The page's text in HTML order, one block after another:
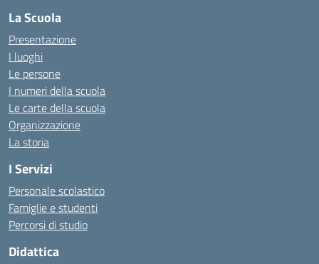
La Scuola
Presentazione
I luoghi
Le persone
I numeri della scuola
Le carte della scuola
Organizzazione
La storia
I Servizi
Personale scolastico
Famiglie e studenti
Percorsi di studio
Didattica